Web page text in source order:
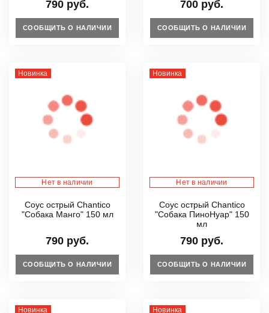
790 руб.
СООБЩИТЬ О НАЛИЧИИ
700 руб.
СООБЩИТЬ О НАЛИЧИИ
Новинка
Нет в наличии
Соус острый Chantico
"Собака Манго" 150 мл
790 руб.
СООБЩИТЬ О НАЛИЧИИ
Новинка
Нет в наличии
Соус острый Chantico
"Собака ПиноНуар" 150
мл
790 руб.
СООБЩИТЬ О НАЛИЧИИ
Новинка Новинка